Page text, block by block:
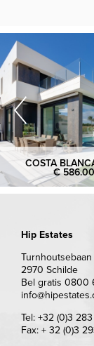
COSTA
€
Hip Estates
Turnhoutsebaan
2970 Schilde
Bel gratis 0800
Tel: +32 (0)3
Fax: + 32 (0)3